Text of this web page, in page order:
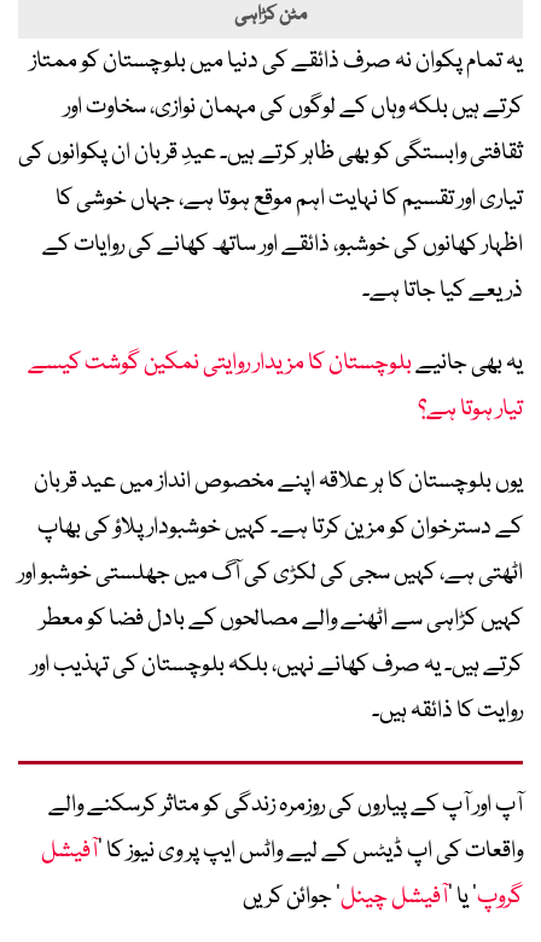
مٹن کڑاہی
یہ تمام پکوان نہ صرف ذائقے کی دنیا میں بلوچستان کو ممتاز
کرتے ہیں بلکہ وہاں کے لوگوں کی مہمان نوازی، سخاوت اور
ثقافتی وابستگی کو بھی ظاہر کرتے ہیں۔ عیدِ قربان ان پکوانوں کی
تیاری اور تقسیم کا نہایت اہم موقع ہوتا ہے، جہاں خوشی کا
اظہار کھانوں کی خوشبو، ذائقے اور ساتھ کھانے کی روایات کے
ذریعے کیا جاتا ہے۔
یہ بھی جانیےبلوچستان کا مزیدار روایتی نمکین گوشت کیسے
تیار ہوتا ہے؟
یوں بلوچستان کا ہر علاقہ اپنے مخصوص انداز میں عید قربان
کے دسترخوان کو مزین کرتا ہے۔ کہیں خوشبودار پلاؤ کی بھاپ
اٹھتی ہے، کہیں سجی کی لکڑی کی آگ میں جھلستی خوشبو اور
کہیں کڑاہی سے اٹھنے والے مصالحوں کے بادل فضا کو معطر
کرتے ہیں۔ یہ صرف کھانے نہیں، بلکہ بلوچستان کی تہذیب اور
روایت کا ذائقہ ہیں۔
آپ اور آپ کے پیاروں کی روزمرہ زندگی کو متاثر کرسکنے والے
واقعات کی اپ ڈیٹس کے لیے واٹس ایپ پر وی نیوز کا ’آفیشل
گروپ‘ یا ’آفیشل چینل‘ جوائن کریں